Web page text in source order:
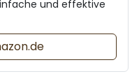
und effektive